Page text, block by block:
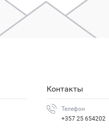
Контакты
Телефон
+357 25 654202